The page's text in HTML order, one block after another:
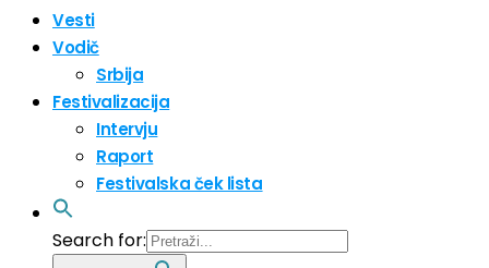
Vesti
Vodič
Srbija
Festivalizacija
Intervju
Raport
Festivalska ček lista
Search for: